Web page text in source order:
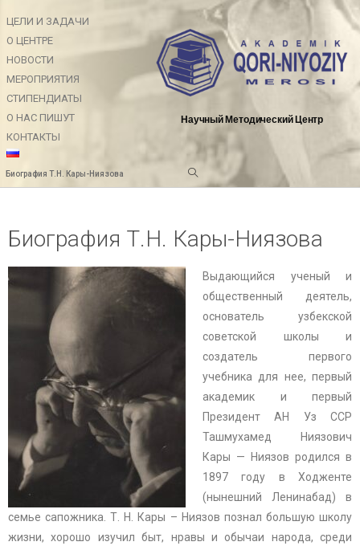
ЦЕЛИ И ЗАДАЧИ
О ЦЕНТРЕ
НОВОСТИ
МЕРОПРИЯТИЯ
СТИПЕНДИАТЫ
О НАС ПИШУТ
КОНТАКТЫ
Научный Методический Центр
Биография Т.Н. Кары-Ниязова
Биография Т.Н. Кары-Ниязова
Выдающийся ученый и
общественный деятель,
основатель узбекской
советской школы и
создатель первого
учебника для нее, первый
академик и первый
Президент АН Уз ССР
Ташмухамед Ниязович
Кары — Ниязов родился в
1897 году в Ходженте
(нынешний Ленинабад) в
семье сапожника. Т. Н. Кары – Ниязов познал большую школу
жизни, хорошо изучил быт, нравы и обычаи народа, среди